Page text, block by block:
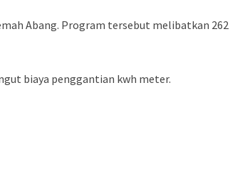
Abang. Program tersebut melibatkan 262
biaya penggantian kwh meter.